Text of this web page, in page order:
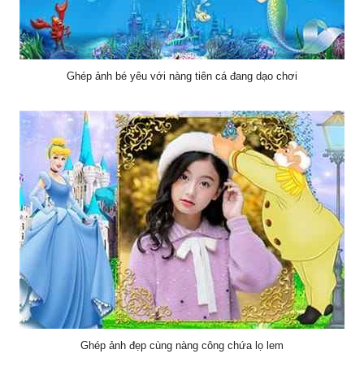
Ghép ảnh bé yêu với nàng tiên cá đang dạo chơi
Ghép ảnh đẹp cùng nàng công chứa lọ lem